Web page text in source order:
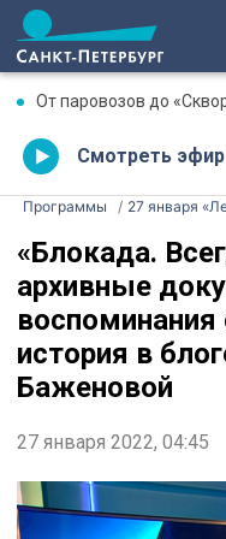
От паровозов до «Скворца»: 75 лет
Смотреть эфир
Программы 27 января
«Блокада.
архивные
история в
Баженовой
27 января 2022, 04:45